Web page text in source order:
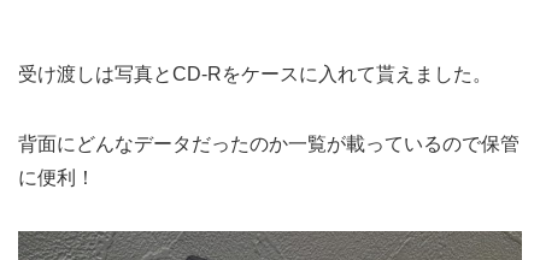
受け渡しは写真とCD-Rをケースに入れて貰えました。
背面にどんなデータだったのか一覧が載っているので保管
に便利！